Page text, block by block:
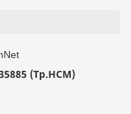
(Tp.HCM)